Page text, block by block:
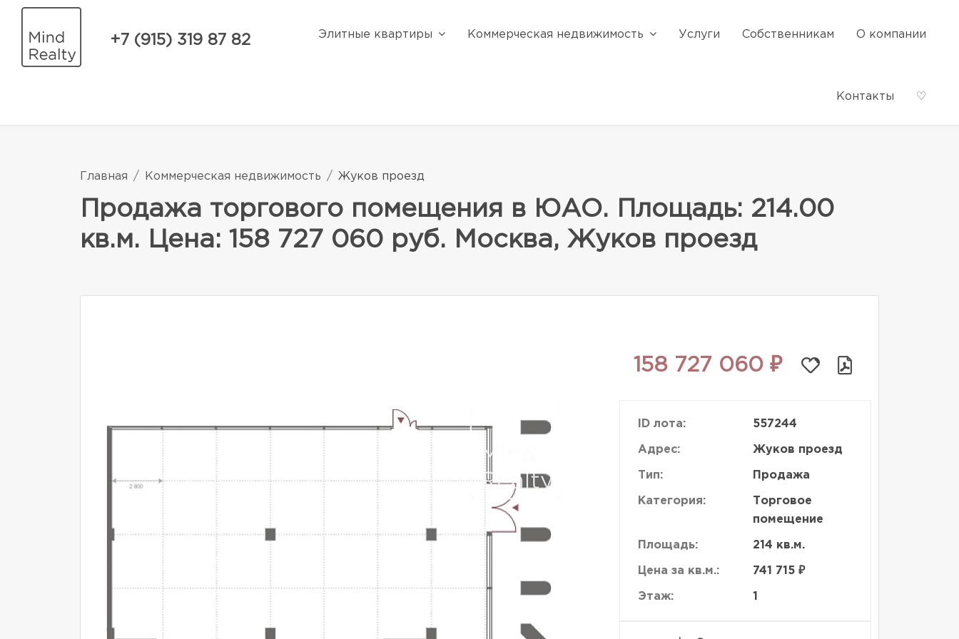
+7 (915) 319 87 82 Элитные квартиры Коммерческая недвижимость Услуги Собственникам О компании
Контакты ♡
Главная Коммерческая недвижимость Жуков проезд
Продажа торгового помещения в ЮАО. Площадь: 214.00
кв.м. Цена: 158 727 060 руб. Москва, Жуков проезд
158 727 060 ₽
ID лота: 557244
Адрес: Жуков проезд
Тип: Продажа
Категория:
Торговое
помещение
Площадь: 214 кв.м.
Цена за кв.м.: 741 715 ₽
Этаж: 1